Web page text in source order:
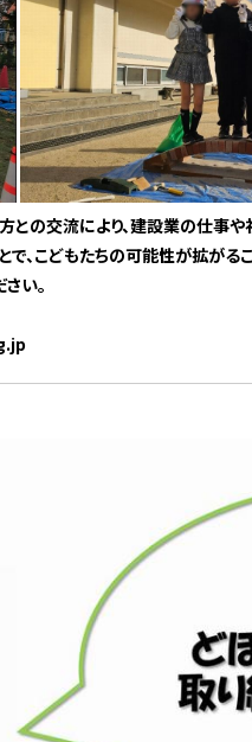
交流により、建設業の仕事や
、こどもたちの可能性が拡がる
い。